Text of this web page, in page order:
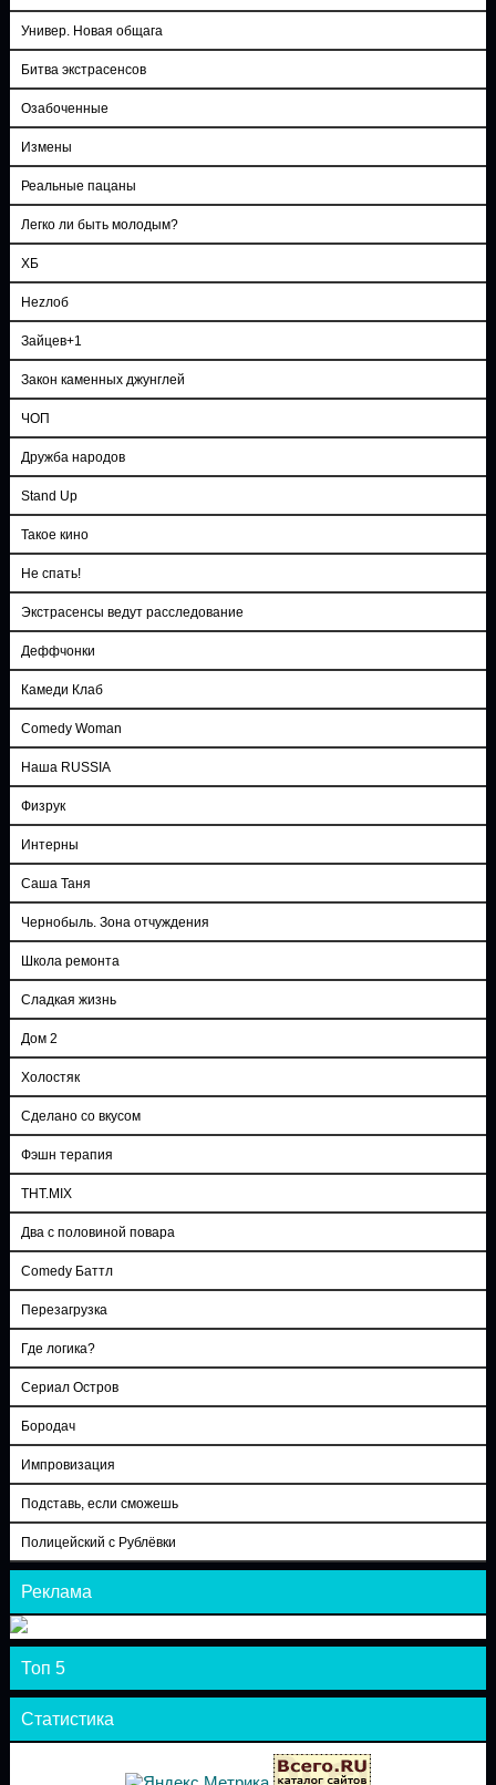
Универ. Новая общага
Битва экстрасенсов
Озабоченные
Измены
Реальные пацаны
Легко ли быть молодым?
ХБ
Неzлоб
Зайцев+1
Закон каменных джунглей
ЧОП
Дружба народов
Stand Up
Такое кино
Не спать!
Экстрасенсы ведут расследование
Деффчонки
Камеди Клаб
Comedy Woman
Наша RUSSIA
Физрук
Интерны
Саша Таня
Чернобыль. Зона отчуждения
Школа ремонта
Сладкая жизнь
Дом 2
Холостяк
Сделано со вкусом
Фэшн терапия
ТНТ.MIX
Два с половиной повара
Comedy Баттл
Перезагрузка
Где логика?
Сериал Остров
Бородач
Импровизация
Подставь, если сможешь
Полицейский с Рублёвки
Реклама
Топ 5
Статистика